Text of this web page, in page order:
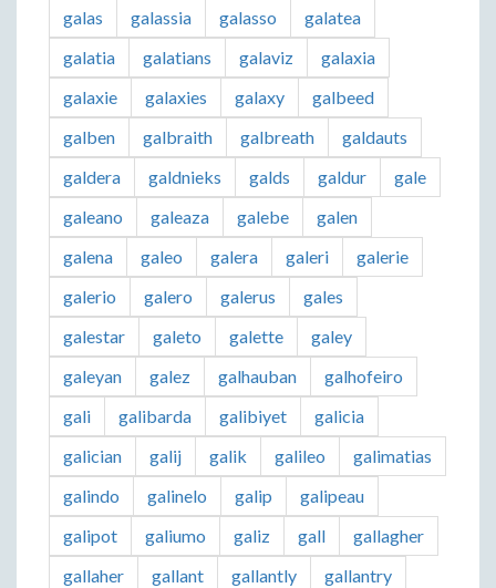
galas
galassia galasso
galatea
galatia
galatians galaviz
galaxia
galaxie
galaxies galaxy
galbeed
galben
galbraith galbreath
galdauts
galdera
galdnieks galds galdur
gale
galeano
galeaza galebe
galen
galena
galeo galera galeri
galerie
galerio
galero galerus
gales
galestar
galeto galette
galey
galeyan
galez galhauban
galhofeiro
gali
galibarda galibiyet
galicia
galician
galij galik galileo
galimatias
galindo
galinelo galip
galipeau
galipot
galiumo galiz gall
gallagher
gallaher
gallant gallantly
gallantry